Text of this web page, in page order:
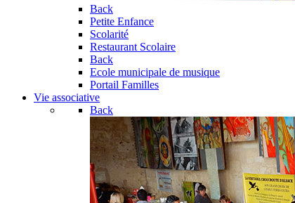
Back
Petite Enfance
Scolarité
Restaurant Scolaire
Back
Ecole municipale de musique
Portail Familles
Vie associative
Back